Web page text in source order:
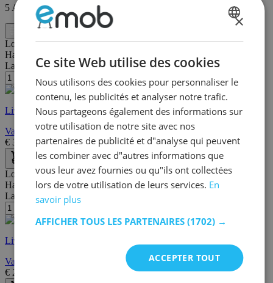
5 Articles
Filtre
Longueur:100 cm
Hauteur:
Largeur/profondeur:40 cm
Livraison rapide
Vaisselier Göteborg
€ 359,00 €471,00
Longueur:100 cm
Hauteur:184 cm
Largeur/profondeur:
Livraison rapide
Vaisselier Easy 101cm, 4 portes & 1 tiroir - blanc
€ 249,00
×
Ce site Web utilise des cookies
Nous utilisons des cookies pour personnaliser le
contenu, les publicités et analyser notre trafic.
Nous partageons également des informations sur
votre utilisation de notre site avec nos
partenaires de publicité et d"analyse qui peuvent
les combiner avec d"autres informations que
vous leur avez fournies ou qu"ils ont collectées
lors de votre utilisation de leurs services. En
savoir plus
AFFICHER TOUS LES PARTENAIRES (1702) →
ACCEPTER TOUT